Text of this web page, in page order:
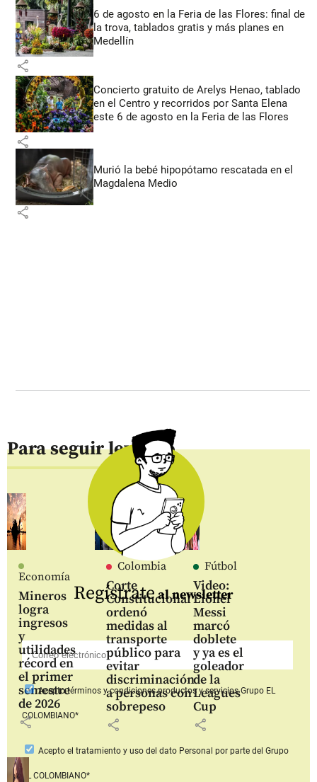
6 de agosto en la Feria de las Flores: final de
la trova, tablados gratis y más planes en
Medellín
share
Concierto gratuito de Arelys Henao, tablado
en el Centro y recorridos por Santa Elena
este 6 de agosto en la Feria de las Flores
share
Murió la bebé hipopótamo rescatada en el
Magdalena Medio
share
Para seguir leyendo
Economía
Mineros
logra
ingresos
y
utilidades
récord en
el primer
semestre
de 2026
share
Colombia
Corte
Constitucional
ordenó
medidas al
transporte
público para
evitar
discriminación
a personas con
sobrepeso
share
Fútbol
Video:
Lionel
Messi
marcó
doblete
y ya es el
goleador
de la
Leagues
Cup
share
Regístrateal newsletter
Aceptotérminos y condiciones productos y serviciosGrupo EL
COLOMBIANO*
Acepto el tratamiento y uso del dato Personal por parte del Grupo
EL COLOMBIANO*